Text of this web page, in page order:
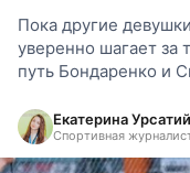
Пока другие
уверенно шагает за
путь Бондаренко и
Екатерина Урсатий
Спортивная